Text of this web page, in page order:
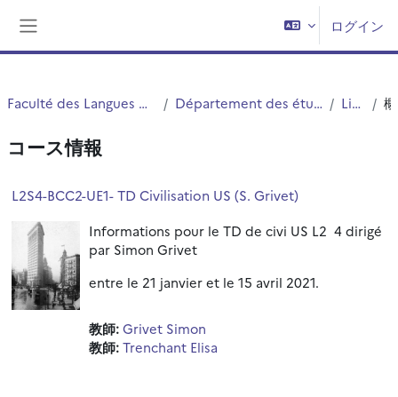
ログイン
Faculté des Langues Cultures et Sociétés (FLCS) Département des études anglophones - Angellier Licence 2
コース情報
L2S4-BCC2-UE1- TD Civilisation US (S. Grivet)
Informations pour le TD de civi US L2 4 dirigé
par Simon Grivet
entre le 21 janvier et le 15 avril 2021.
教師:Grivet Simon
教師:Trenchant Elisa